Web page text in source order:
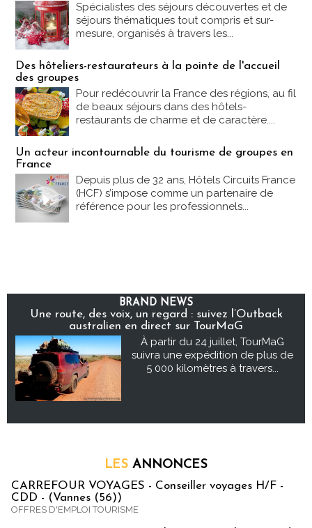
Spécialistes des séjours découvertes et de
séjours thématiques tout compris et sur-
mesure, organisés à travers les...
Des hôteliers-restaurateurs à la pointe de l'accueil
des groupes
Pour redécouvrir la France des régions, au fil
de beaux séjours dans des hôtels-
restaurants de charme et de caractère....
Un acteur incontournable du tourisme de groupes en
France
Depuis plus de 32 ans, Hôtels Circuits France
(HCF) s’impose comme un partenaire de
référence pour les professionnels...
BRAND NEWS
Une route, des voix, un regard : suivez l’Outback
australien en direct sur TourMaG
À partir du 24 juillet, TourMaG
suivra une expédition de plus de
5 000 kilomètres à travers...
LES ANNONCES
CARREFOUR VOYAGES - Conseiller voyages H/F -
CDD - (Vannes (56))
OFFRES D'EMPLOI TOURISME